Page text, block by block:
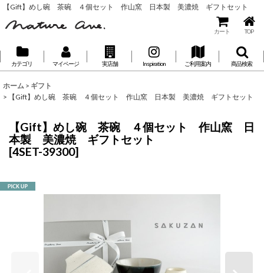
【Gift】めし碗 茶碗 ４個セット 作山窯 日本製 美濃焼 ギフトセット
カート TOP
カテゴリ マイページ 実店舗 Inspiration ご利用案内 商品検索
ホーム > ギフト
>
【Gift】めし碗 茶碗 ４個セット 作山窯 日本製 美濃焼 ギフトセット
【Gift】めし碗 茶碗 ４個セット 作山窯 日
本製 美濃焼 ギフトセット
[4SET-39300]